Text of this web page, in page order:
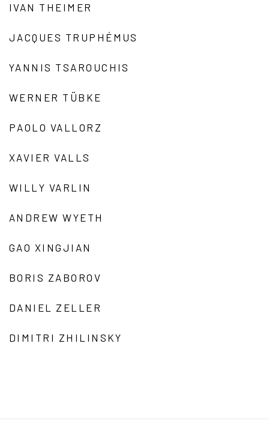
IVAN THEIMER
JACQUES TRUPHÉMUS
YANNIS TSAROUCHIS
WERNER TÜBKE
PAOLO VALLORZ
XAVIER VALLS
WILLY VARLIN
ANDREW WYETH
GAO XINGJIAN
BORIS ZABOROV
DANIEL ZELLER
DIMITRI ZHILINSKY